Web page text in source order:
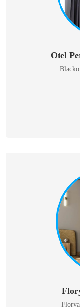
Otel
Florya